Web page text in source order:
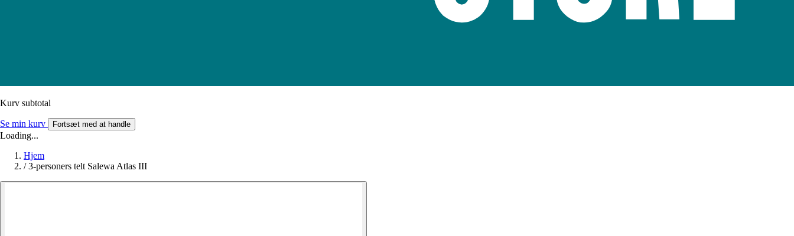
Kurv subtotal
Se min kurv Fortsæt med at handle
Loading...
Hjem
/ 3-personers telt Salewa Atlas III